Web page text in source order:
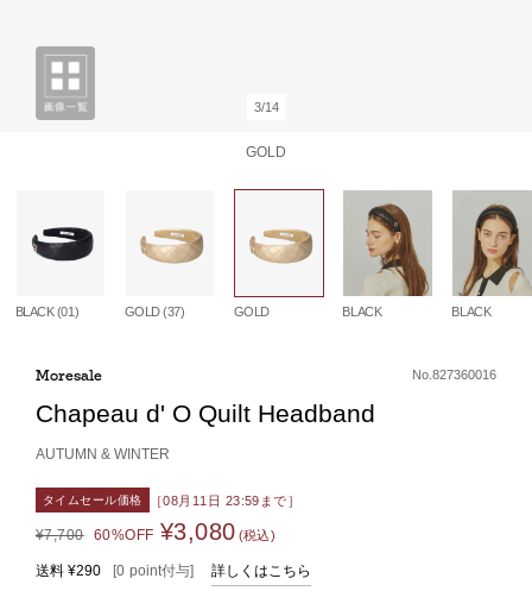
3/14
GOLD
BLACK (01) GOLD (37) GOLD BLACK BLACK
Moresale No.827360016
Chapeau d' O Quilt Headband
AUTUMN & WINTER
タイムセール価格 ［08月11日 23:59まで］
¥7,700 60%OFF ¥3,080 (税込)
送料 ¥290 [0 point付与] 詳しくはこちら